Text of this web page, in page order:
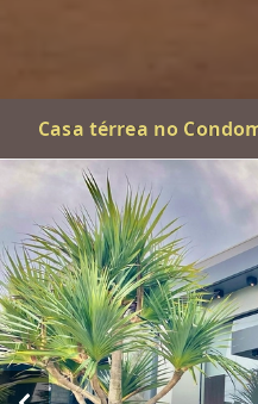
Casa térrea no